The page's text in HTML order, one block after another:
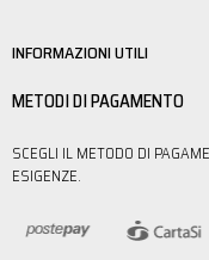
INFORMAZIONI UTILI
METODI DI PAGAMENTO
SCEGLI IL METODO DI
ESIGENZE.